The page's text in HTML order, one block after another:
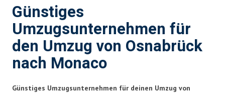
Günstiges
Umzugsunternehmen für
den Umzug von Osnabrück
nach Monaco
Günstiges Umzugsunternehmen für deinen Umzug von